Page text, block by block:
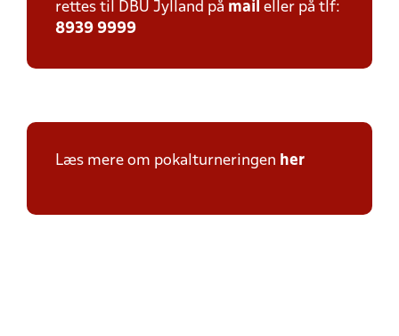
rettes til DBU Jylland på mail eller på tlf:
8939 9999
Læs mere om pokalturneringen her